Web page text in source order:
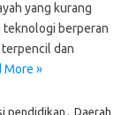
yang kurang
teknologi berperan
terpencil dan
More »
pendidikan , Daerah